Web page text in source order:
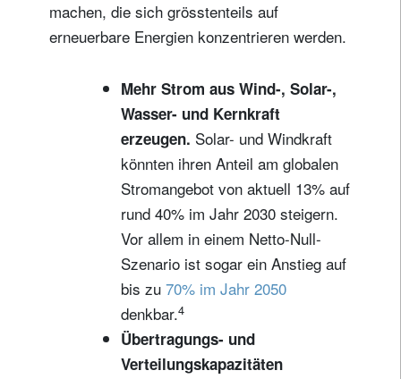
machen, die sich grösstenteils auf
erneuerbare Energien konzentrieren werden.
Mehr Strom aus Wind-, Solar-,
Wasser- und Kernkraft
erzeugen. Solar- und Windkraft
könnten ihren Anteil am globalen
Stromangebot von aktuell 13% auf
rund 40% im Jahr 2030 steigern.
Vor allem in einem Netto-Null-
Szenario ist sogar ein Anstieg auf
bis zu 70% im Jahr 2050
denkbar.4
Übertragungs- und
Verteilungskapazitäten